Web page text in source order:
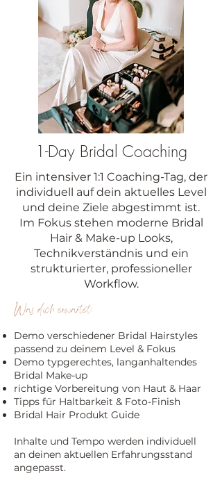
1-Day Bridal Coaching
Ein intensiver 1:1 Coaching-Tag, der
individuell auf dein aktuelles Level
und deine Ziele abgestimmt ist.
Im Fokus stehen moderne Bridal
Hair & Make-up Looks,
Technikverständnis und ein
strukturierter, professioneller
Workflow.
Was dich erwartet:
Demo verschiedener Bridal Hairstyles
passend zu deinem Level & Fokus​
Demo typgerechtes, langanhaltendes
Bridal Make-up
richtige Vorbereitung von Haut & Haar
Tipps für Haltbarkeit & Foto-Finish
Bridal Hair Produkt Guide
Inhalte und Tempo werden individuell
an deinen aktuellen Erfahrungsstand
angepasst.